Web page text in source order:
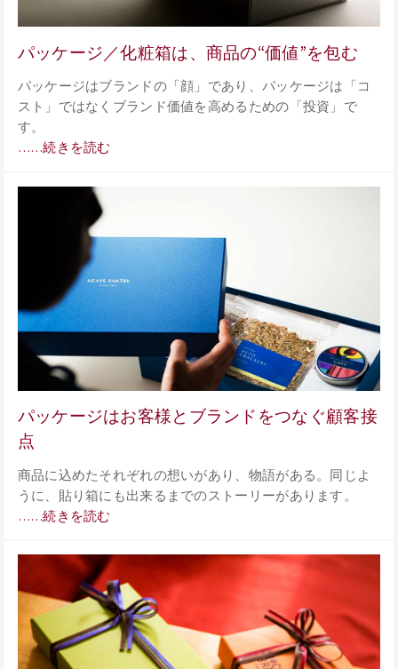
パッケージ／化粧箱は、商品の“価値”を包む
パッケージはブランドの「顔」であり、パッケージは「コ
スト」ではなくブランド価値を高めるための「投資」で
す。
……続きを読む
パッケージはお客様とブランドをつなぐ顧客接
点
商品に込めたそれぞれの想いがあり、物語がある。同じよ
うに、貼り箱にも出来るまでのストーリーがあります。
……続きを読む